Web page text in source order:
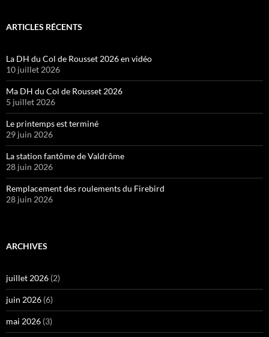
ARTICLES RÉCENTS
La DH du Col de Rousset 2026 en vidéo
10 juillet 2026
Ma DH du Col de Rousset 2026
5 juillet 2026
Le printemps est terminé
29 juin 2026
La station fantôme de Valdrôme
28 juin 2026
Remplacement des roulements du Firebird
28 juin 2026
ARCHIVES
juillet 2026 (2)
juin 2026 (6)
mai 2026 (3)